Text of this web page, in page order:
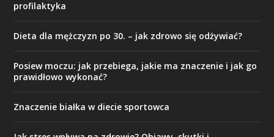
profilaktyka
Dieta dla mężczyzn po 30. – jak zdrowo się odżywiać?
Posiew moczu: jak przebiega, jakie ma znaczenie i jak go
prawidłowo wykonać?
Znaczenie białka w diecie sportowca